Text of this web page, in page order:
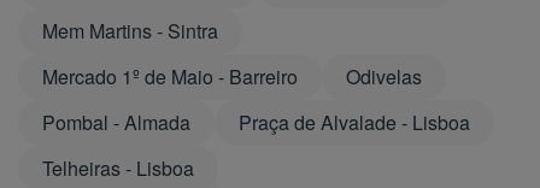
Mem Martins - Sintra
Mercado 1º de Maio - Barreiro
Odivelas
Pombal - Almada
Praça de Alvalade - Lisboa
Telheiras - Lisboa